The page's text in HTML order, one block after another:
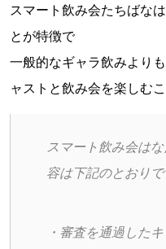
スマート飲み会たちばな
とが特徴で
一般的なギャラ飲みより
ャストと飲み会を楽しむ
スマート飲み会は
容は下記のとおりで
・審査を通過した